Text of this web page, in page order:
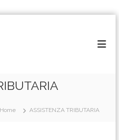
Home ASSISTENZA TRIBUTARIA